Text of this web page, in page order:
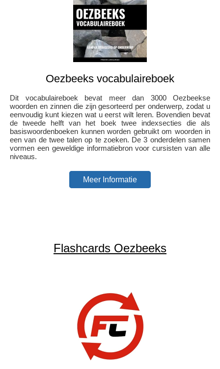
Oezbeeks vocabulaireboek
Dit vocabulaireboek bevat meer dan 3000 Oezbeekse
woorden en zinnen die zijn gesorteerd per onderwerp, zodat u
eenvoudig kunt kiezen wat u eerst wilt leren. Bovendien bevat
de tweede helft van het boek twee indexsecties die als
basiswoordenboeken kunnen worden gebruikt om woorden in
een van de twee talen op te zoeken. De 3 onderdelen samen
vormen een geweldige informatiebron voor cursisten van alle
niveaus.
Meer Informatie
Flashcards Oezbeeks